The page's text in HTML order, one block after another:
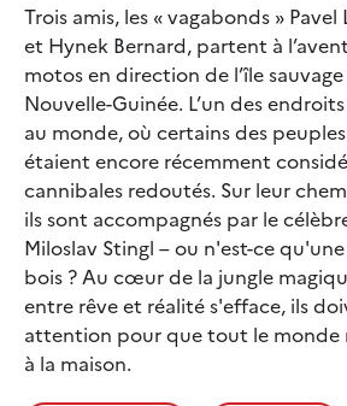
Trois amis, les « vagabonds » Pavel
et Hynek Bernard, partent à
motos en direction de l’île
Nouvelle-Guinée. L’un des
au monde, où certains des
étaient encore récemment
cannibales redoutés. Sur leur
ils sont accompagnés par le
Miloslav Stingl – ou n'est-ce
bois ? Au cœur de la jungle
entre rêve et réalité s'efface, ils
attention pour que tout le monde
à la maison.